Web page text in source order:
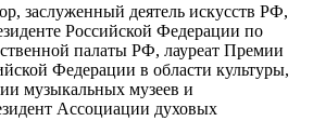
заслуженный деятель искусств РФ,
Российской Федерации по
палаты РФ, лауреат Премии
Федерации в области культуры,
музыкальных музеев и
Ассоциации духовых